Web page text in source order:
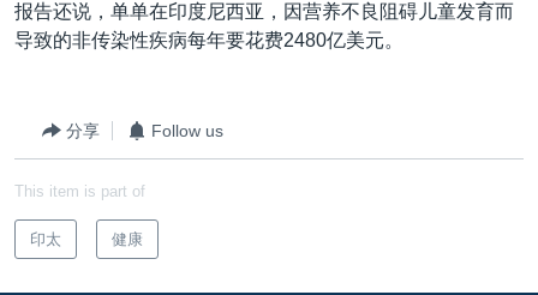
重要讲话与声明
关注西藏
关注新疆
GEN Z 看美国
报告还说，单单在印度尼西亚，因营养不良阻碍儿童发育而
导致的非传染性疾病每年要花费2480亿美元。
分享 Follow us
This item is part of
印太 健康